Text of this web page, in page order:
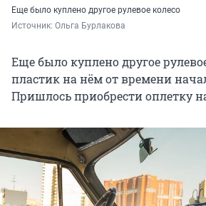
Еще было куплено другое рулевое колесо
Источник: Ольга Бурлакова
Еще было куплено другое
пластик на нём от времени
Пришлось приобрести оплетку